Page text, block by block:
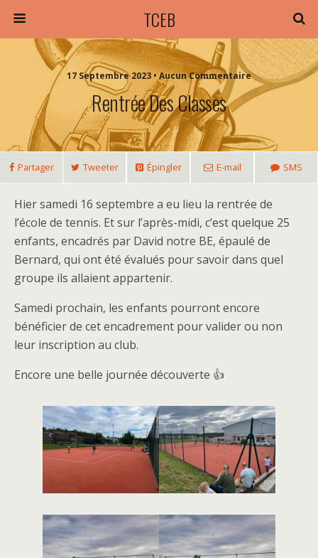
TCEB
17 Septembre 2023 • Aucun Commentaire
Rentrée Des Classes
Partager Tweeter Épingler E-mail SMS
Hier samedi 16 septembre a eu lieu la rentrée de
l’école de tennis. Et sur l’après-midi, c’est quelque 25
enfants, encadrés par David notre BE, épaulé de
Bernard, qui ont été évalués pour savoir dans quel
groupe ils allaient appartenir.
Samedi prochain, les enfants pourront encore
bénéficier de cet encadrement pour valider ou non
leur inscription au club.
Encore une belle journée découverte 👍